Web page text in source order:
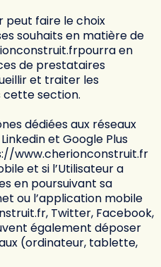
peut faire le choix
souhaits en matière de
pourra en
de prestataires
et traiter les
cette section.
dédiées aux réseaux
et Google Plus
www.cherionconstruit.fr
et si l’Utilisateur a
en poursuivant sa
ou l’application mobile
, Twitter, Facebook,
également déposer
(ordinateur, tablette,